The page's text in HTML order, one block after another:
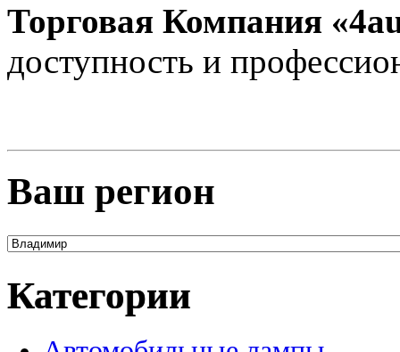
Торговая Компания
доступность и
Ваш регион
Категории